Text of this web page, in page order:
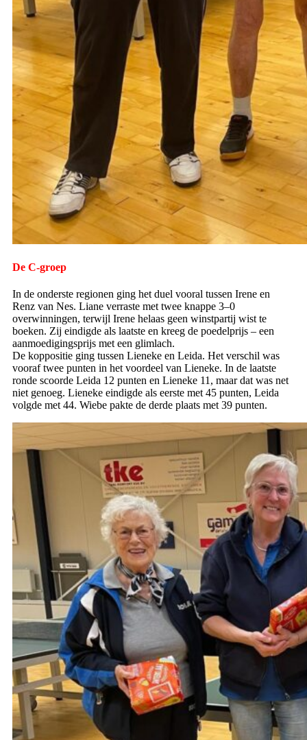
De C-groep
In de onderste regionen ging het duel vooral tussen Irene en
Renz van Nes. Liane verraste met twee knappe 3–0
overwinningen, terwijl Irene helaas geen winstpartij wist te
boeken. Zij eindigde als laatste en kreeg de poedelprijs – een
aanmoedigingsprijs met een glimlach.
De koppositie ging tussen Lieneke en Leida. Het verschil was
vooraf twee punten in het voordeel van Lieneke. In de laatste
ronde scoorde Leida 12 punten en Lieneke 11, maar dat was net
niet genoeg. Lieneke eindigde als eerste met 45 punten, Leida
volgde met 44. Wiebe pakte de derde plaats met 39 punten.